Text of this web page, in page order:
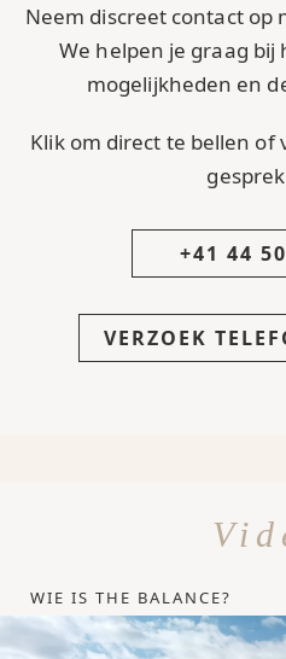
Neem discreet contact op
We helpen je graag bij
mogelijkheden en
Klik om direct te bellen
+41 44
VERZOEK
WIE IS THE BALANCE?